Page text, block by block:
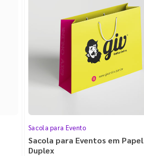
Sacola para Evento
Sacola para Eventos em Papel
Duplex